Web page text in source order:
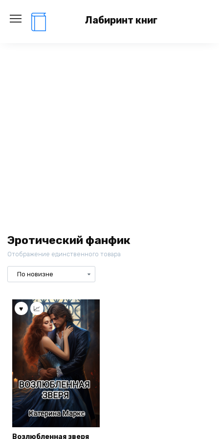
содержанию
Лабиринт книг
Эротический фанфик
Отображение единственного товара
Возлюбленная зверя